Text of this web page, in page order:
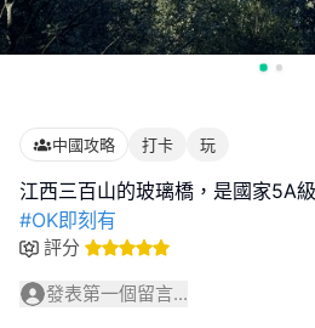
中國攻略 打卡 玩
#OK即刻有
評分
發表第一個留言...